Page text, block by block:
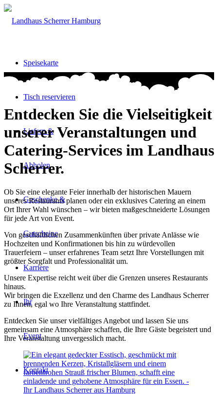
Speisekarte
Tisch reservieren
Liefern &
Abholen
Geschenke &
Gutscheine
Karriere
Ihr
Event
Kontakt
Entdecken Sie die Vielseitigkeit
unserer Veranstaltungen und
Catering-Services im Landhaus
Scherrer.
Ob Sie eine elegante Feier innerhalb der historischen Mauern
unseres Restaurants planen oder ein exklusives Catering an einem
Ort Ihrer Wahl wünschen – wir bieten maßgeschneiderte Lösungen
für jede Art von Event.
Von geschäftlichen Zusammenkünften über private Anlässe wie
Hochzeiten und Konfirmationen bis hin zu würdevollen
Trauerfeiern – unser erfahrenes Team setzt Ihre Vorstellungen mit
größter Sorgfalt und Professionalität um.
Unsere Expertise reicht weit über die Grenzen unseres Restaurants
hinaus.
Wir bringen die Exzellenz und den Charme des Landhaus Scherrer
zu Ihnen, egal wo Ihre Veranstaltung stattfindet.
Entdecken Sie unser vielfältiges Angebot und lassen Sie uns
gemeinsam eine Atmosphäre schaffen, die Ihre Gäste begeistert und
Ihre Veranstaltung unvergesslich macht.